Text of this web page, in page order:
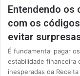
Entendendo
com os
evitar
É fundamental pagar
estabilidade financeira
inesperadas da